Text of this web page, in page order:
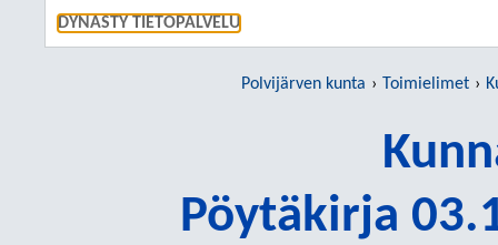
DYNASTY TIETOPALVELU
Polvijärven kunta Toimielimet
Pöytäkirja